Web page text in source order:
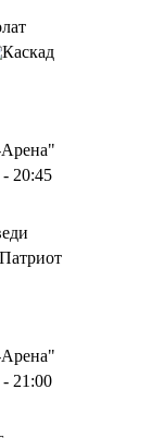
- 20:45
- 21:00